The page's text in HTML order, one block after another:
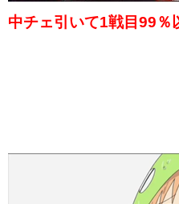
中チェ引いて1戦目99％